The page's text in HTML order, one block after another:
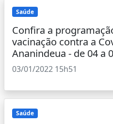
Saúde
Confira a
vacinação contra a
Ananindeua - de 04 a
03/01/2022 15h51
Saúde